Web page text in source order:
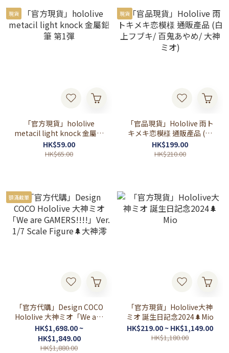
現貨
「官方現貨」hololive
metacil light knock 金屬鉛
筆 第1彈
HK$59.00
HK$65.00
現貨
「官品現貨」Hololive 雨ト
キメキ恋模様 通販產品 (白
上フブキ/ 百鬼あやめ/ 大神
ミオ)
HK$199.00
HK$210.00
額滿截單
「官方代購」Design COCO
Hololive 大神ミオ「We are
GAMERS!!!!」Ver. 1/7 Scale
Figure🌲大神澪
HK$1,698.00 ~
HK$1,849.00
HK$1,880.00
「官方現貨」Hololive大神
ミオ 誕生日記念2024🌲Mio
HK$219.00 ~ HK$1,149.00
HK$1,180.00